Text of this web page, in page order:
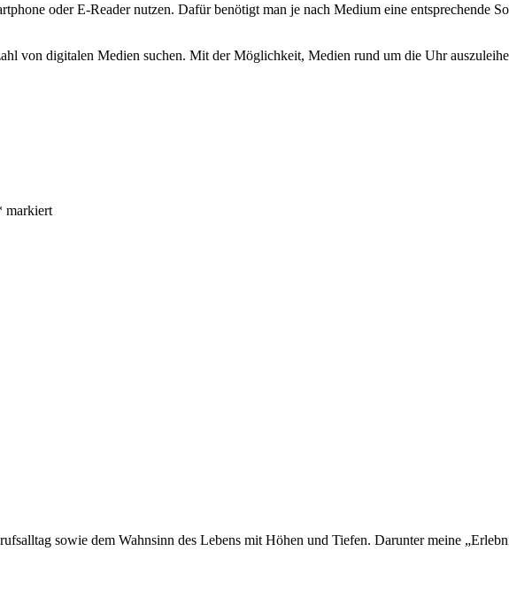
oder E-Reader nutzen. Dafür benötigt man je nach Medium eine entsprechende
von digitalen Medien suchen. Mit der Möglichkeit, Medien rund um die Uhr
markiert
sowie dem Wahnsinn des Lebens mit Höhen und Tiefen. Darunter meine